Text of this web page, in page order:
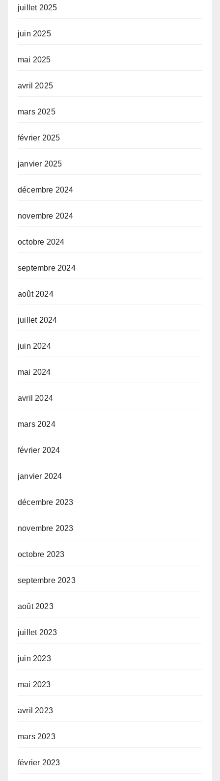
juillet 2025
juin 2025
mai 2025
avril 2025
mars 2025
février 2025
janvier 2025
décembre 2024
novembre 2024
octobre 2024
septembre 2024
août 2024
juillet 2024
juin 2024
mai 2024
avril 2024
mars 2024
février 2024
janvier 2024
décembre 2023
novembre 2023
octobre 2023
septembre 2023
août 2023
juillet 2023
juin 2023
mai 2023
avril 2023
mars 2023
février 2023